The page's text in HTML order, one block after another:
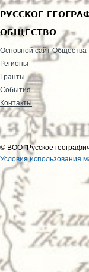
РУССКОЕ
ОБЩЕСТВО
Основной сайт Общества
Регионы
Гранты
События
Контакты
© ВОО "Русское
Условия использования